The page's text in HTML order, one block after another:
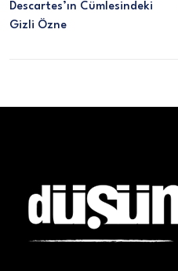
Descartes’ın Cümlesindeki
Gizli Özne